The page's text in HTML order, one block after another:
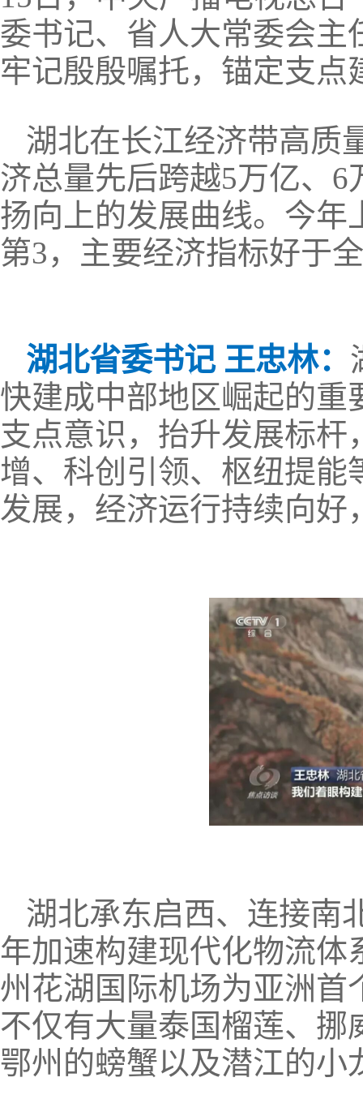
委书记、省人大常委会主
牢记殷殷嘱托，锚定支
湖北在长江经济带高质
济总量先后跨越5万亿、
扬向上的发展曲线。今年
第3，主要经济指标好于
湖北省委书记 王忠林：
快建成中部地区崛起的重
支点意识，抬升发展标
增、科创引领、枢纽提能
发展，经济运行持续向好
湖北承东启西、连接南
年加速构建现代化物流体
州花湖国际机场为亚洲首
不仅有大量泰国榴莲、
鄂州的螃蟹以及潜江的小